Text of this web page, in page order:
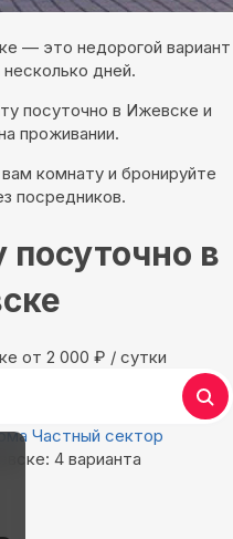
— это недорогой вариант
дней.
посуточно в Ижевске и
проживании.
комнату и бронируйте
посредников.
в
oт 2 000 ₽ / сутки
Частный сектор
4 варианта